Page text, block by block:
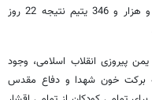
افزود: 437 کودک شهید، هزار و 770 زخمی و هزار و 346 یتیم نتیجه 22 روز
پیروزی انقلاب اسلامی، وجود
برکت خون شهدا و دفاع مقدس